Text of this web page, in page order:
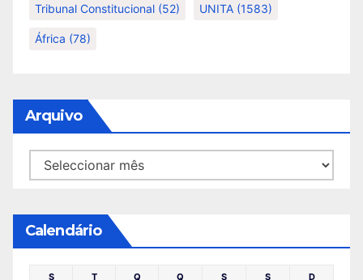
Tribunal Constitucional (52) UNITA (1583)
África (78)
Arquivo
Arquivo
Calendário
S T Q Q S S D